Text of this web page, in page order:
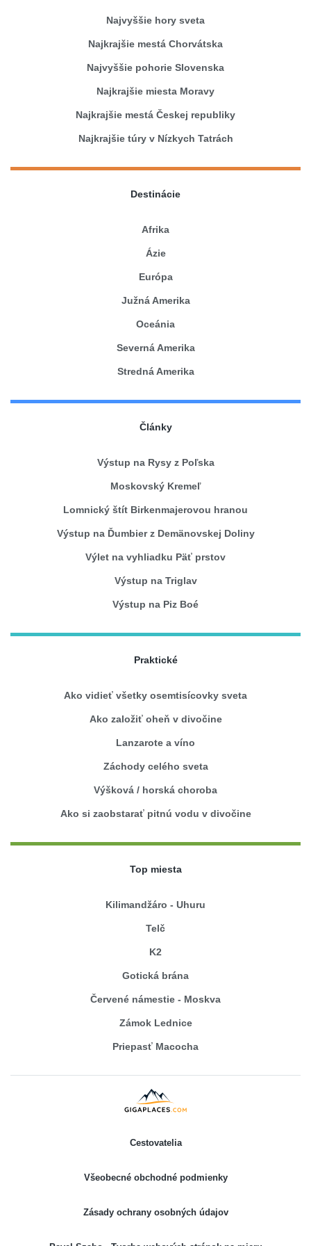
Najvyššie hory sveta
Najkrajšie mestá Chorvátska
Najvyššie pohorie Slovenska
Najkrajšie miesta Moravy
Najkrajšie mestá Českej republiky
Najkrajšie túry v Nízkych Tatrách
Destinácie
Afrika
Ázie
Európa
Južná Amerika
Oceánia
Severná Amerika
Stredná Amerika
Články
Výstup na Rysy z Poľska
Moskovský Kremeľ
Lomnický štít Birkenmajerovou hranou
Výstup na Ďumbier z Demänovskej Doliny
Výlet na vyhliadku Päť prstov
Výstup na Triglav
Výstup na Piz Boé
Praktické
Ako vidieť všetky osemtisícovky sveta
Ako založiť oheň v divočine
Lanzarote a víno
Záchody celého sveta
Výšková / horská choroba
Ako si zaobstarať pitnú vodu v divočine
Top miesta
Kilimandžáro - Uhuru
Telč
K2
Gotická brána
Červené námestie - Moskva
Zámok Lednice
Priepasť Macocha
Cestovatelia
Všeobecné obchodné podmienky
Zásady ochrany osobných údajov